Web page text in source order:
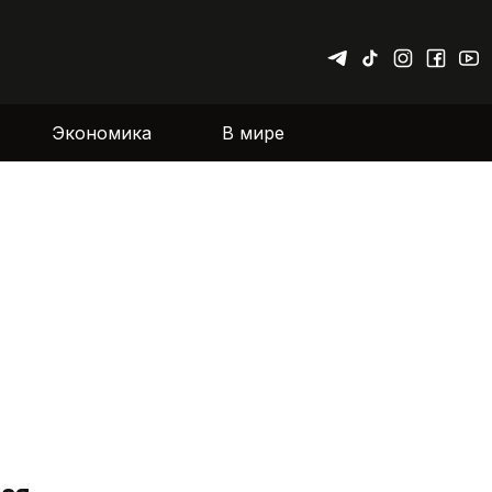
Экономика В мире